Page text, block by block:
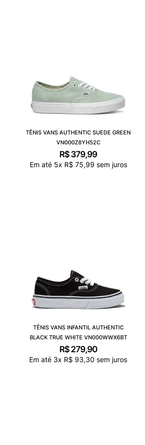
TÊNIS VANS AUTHENTIC SUEDE GREEN
VN000Z8YH52C
R$379,99
Em até 5x R$ 75,99 sem juros
TÊNIS VANS INFANTIL AUTHENTIC
BLACK TRUE WHITE VN000WWX6BT
R$279,90
Em até 3x R$ 93,30 sem juros